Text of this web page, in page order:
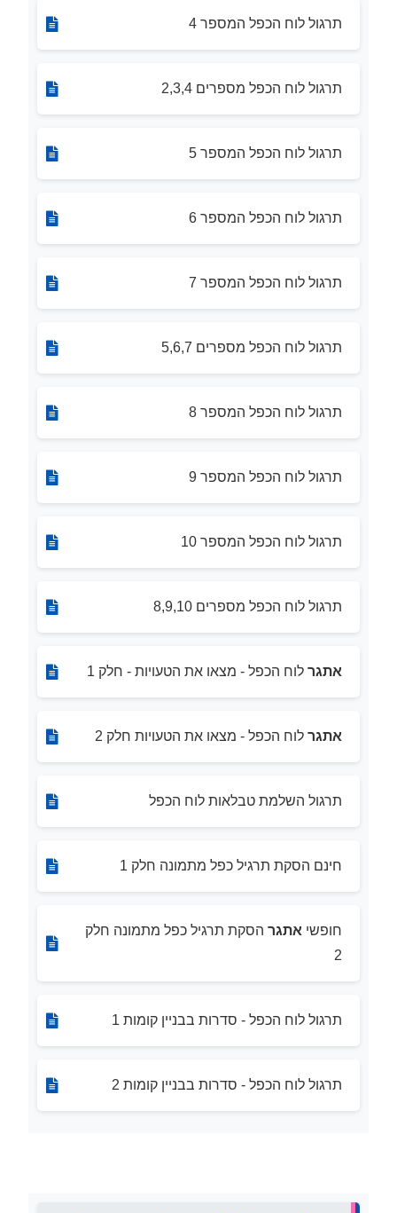
תרגול לוח הכפל המספר 4
תרגול לוח הכפל מספרים 2,3,4
תרגול לוח הכפל המספר 5
תרגול לוח הכפל המספר 6
תרגול לוח הכפל המספר 7
תרגול לוח הכפל מספרים 5,6,7
תרגול לוח הכפל המספר 8
תרגול לוח הכפל המספר 9
תרגול לוח הכפל המספר 10
תרגול לוח הכפל מספרים 8,9,10
אתגר לוח הכפל - מצאו את הטעויות - חלק 1
אתגר לוח הכפל - מצאו את הטעויות חלק 2
תרגול השלמת טבלאות לוח הכפל
חינם הסקת תרגיל כפל מתמונה חלק 1
חופשי אתגר הסקת תרגיל כפל מתמונה חלק
2
תרגול לוח הכפל - סדרות בבניין קומות 1
תרגול לוח הכפל - סדרות בבניין קומות 2